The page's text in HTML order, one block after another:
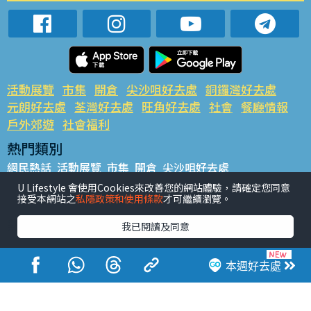
本週好去處
活動展覽 市集 開倉 尖沙咀好去處 銅鑼灣好去處
元朗好去處 荃灣好去處 旺角好去處 社會 餐廳情報
戶外郊遊 社會福利
熱門類別
網民熱話 活動展覽 市集 開倉 尖沙咀好去處
銅鑼灣好去處 元朗好去處 荃灣好去處 旺角好去處 社會
餐廳情報 戶外郊遊
熱門標籤
#UGO搵好去處 #人氣活動推介 #美食社群熱話
#親子玩樂好去處
#ULifestyle應用程式
#限時搶
#UJetso禮物放送
#ULifestyle商戶中心 #著數 #網絡熱話
U Lifestyle 會使用Cookies來改善您的網站體驗，請確定您同意
接受本網站之私隱政策和使用條款才可繼續瀏覽。
我已閱讀及同意